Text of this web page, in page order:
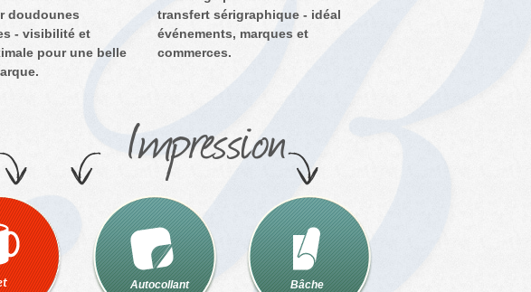
doudounes
- visibilité et
pour une belle
transfert sérigraphique - idéal
événements, marques et
commerces.
Impression
Autocollant Bâche